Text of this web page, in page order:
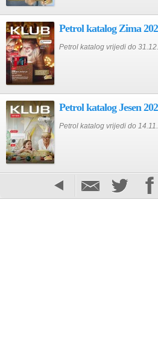
Petrol katalog Zima
Petrol katalog vrijedi do
Petrol katalog Jesen
Petrol katalog vrijedi do